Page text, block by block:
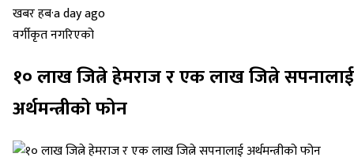
खबर हब·a day ago
वर्गीकृत नगरिएको
१० लाख जित्ने हेमराज र एक लाख जित्ने सपनालाई
अर्थमन्त्रीको फोन